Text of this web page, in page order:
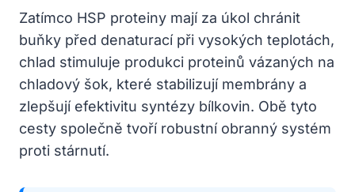
Zatímco HSP proteiny mají za úkol chránit
buňky před denaturací při vysokých teplotách,
chlad stimuluje produkci proteinů vázaných na
chladový šok, které stabilizují membrány a
zlepšují efektivitu syntézy bílkovin. Obě tyto
cesty společně tvoří robustní obranný systém
proti stárnutí.